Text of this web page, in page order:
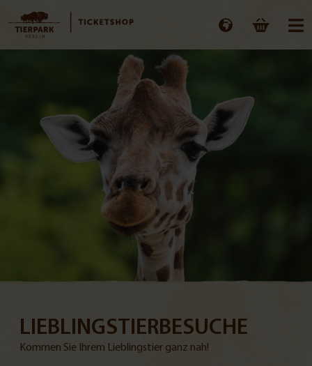
LIEBLINGSTIERBESUCHE
Kommen Sie Ihrem Lieblingstier ganz nah!